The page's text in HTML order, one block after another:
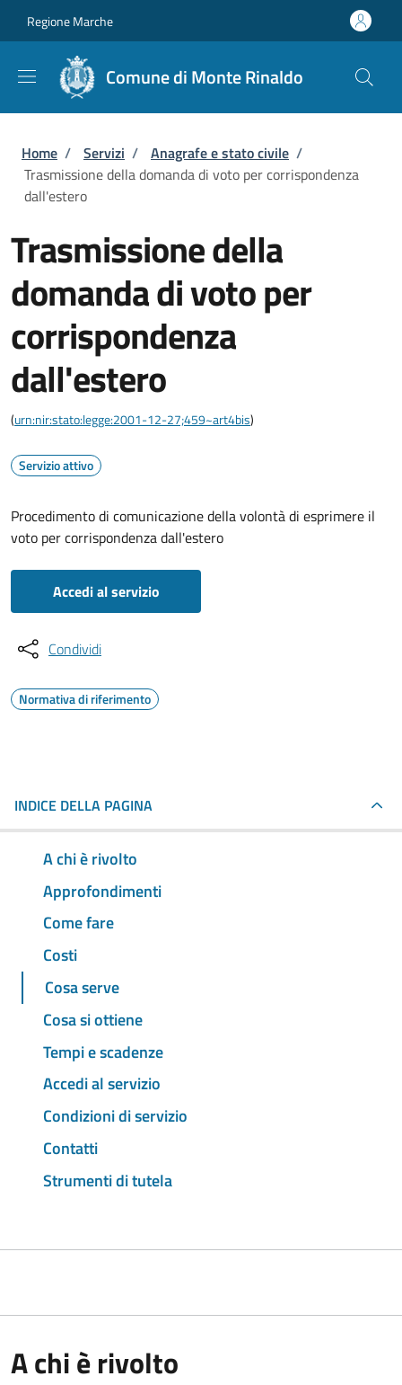
Regione Marche
Comune di Monte Rinaldo
Briciole di pane
Home / Servizi / Anagrafe e stato civile /
Trasmissione della domanda di voto per corrispondenza
dall'estero
Trasmissione della
domanda di voto per
corrispondenza
dall'estero
(urn:nir:stato:legge:2001-12-27;459~art4bis)
Servizio attivo
Procedimento di comunicazione della volontà di esprimere il
voto per corrispondenza dall'estero
Accedi al servizio
Condividi
Normativa di riferimento
INDICE DELLA PAGINA
A chi è rivolto
Approfondimenti
Come fare
Costi
Cosa serve
Cosa si ottiene
Tempi e scadenze
Accedi al servizio
Condizioni di servizio
Contatti
Strumenti di tutela
A chi è rivolto